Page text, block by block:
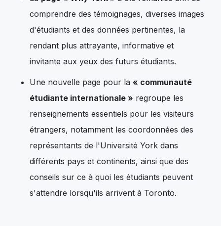
comprendre des témoignages, diverses images
d'étudiants et des données pertinentes, la
rendant plus attrayante, informative et
invitante aux yeux des futurs étudiants.
Une nouvelle page pour la « communauté
étudiante internationale » regroupe les
renseignements essentiels pour les visiteurs
étrangers, notamment les coordonnées des
représentants de l'Université York dans
différents pays et continents, ainsi que des
conseils sur ce à quoi les étudiants peuvent
s'attendre lorsqu'ils arrivent à Toronto.